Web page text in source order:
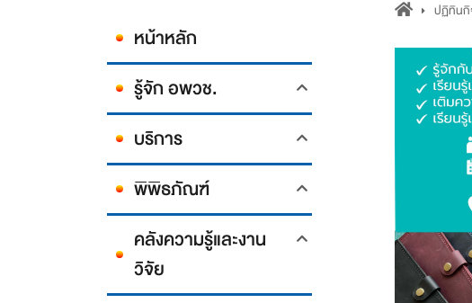
หน้าหลัก
รู้จัก อพวช.
บริการ
พิพิธภัณฑ์
คลังความรู้และงาน
วิจัย
ปฏิทินกิ